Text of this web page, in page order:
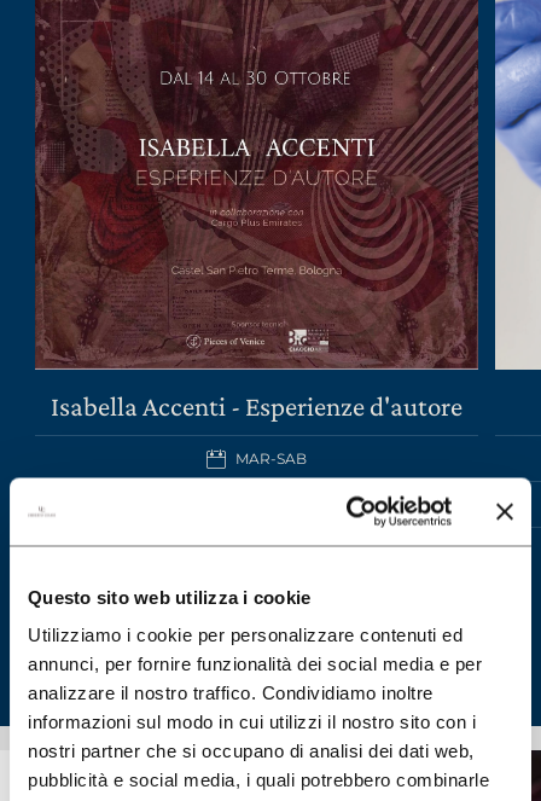
Questo sito web utilizza i cookie
Utilizziamo i cookie per personalizzare contenuti ed
annunci, per fornire funzionalità dei social media e per
analizzare il nostro traffico. Condividiamo inoltre
informazioni sul modo in cui utilizzi il nostro sito con i
nostri partner che si occupano di analisi dei dati web,
pubblicità e social media, i quali potrebbero combinarle
AREA RISERVATA
CERCA
Isabella Accenti - Esperienze d'autore
MAR-SAB